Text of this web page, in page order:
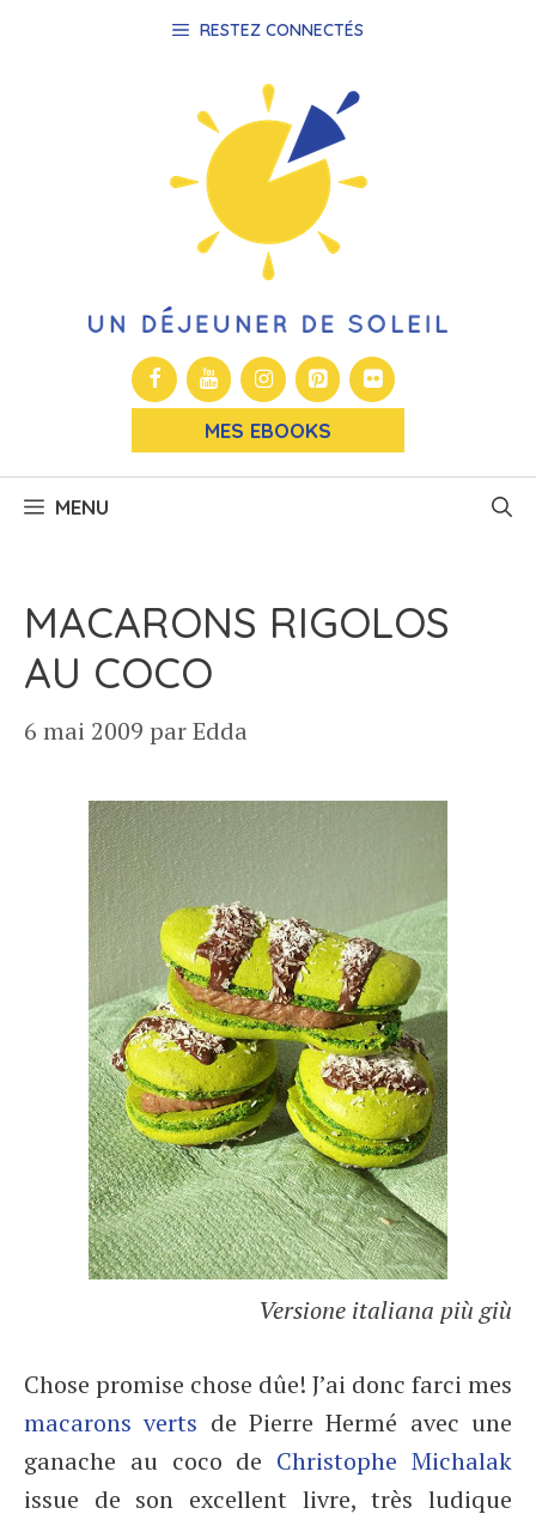
RESTEZ CONNECTÉS
MES EBOOKS
MENU
MACARONS RIGOLOS
AU COCO
6 mai 2009 parEdda
Versione italiana più giù
Chose promise chose dûe! J’ai donc farci mes
macarons verts de Pierre Hermé avec une
ganache au coco de Christophe Michalak
issue de son excellent livre, très ludique